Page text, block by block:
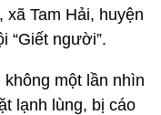
Tam Hải, huyện
“Giết người”.
một lần nhìn
lạnh lùng, bị cáo